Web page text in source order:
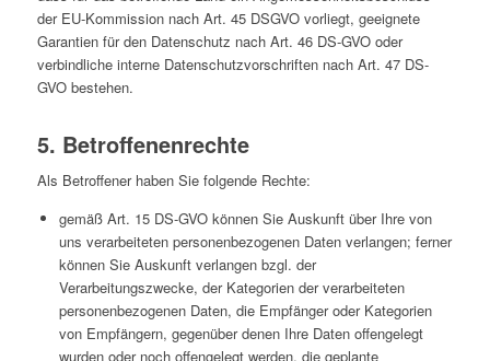
der EU-Kommission nach Art. 45 DSGVO vorliegt, geeignete
Garantien für den Datenschutz nach Art. 46 DS-GVO oder
verbindliche interne Datenschutzvorschriften nach Art. 47 DS-
GVO bestehen.
5. Betroffenenrechte
Als Betroffener haben Sie folgende Rechte:
gemäß Art. 15 DS-GVO können Sie Auskunft über Ihre von
uns verarbeiteten personenbezogenen Daten verlangen; ferner
können Sie Auskunft verlangen bzgl. der
Verarbeitungszwecke, der Kategorien der verarbeiteten
personenbezogenen Daten, die Empfänger oder Kategorien
von Empfängern, gegenüber denen Ihre Daten offengelegt
wurden oder noch offengelegt werden, die geplante